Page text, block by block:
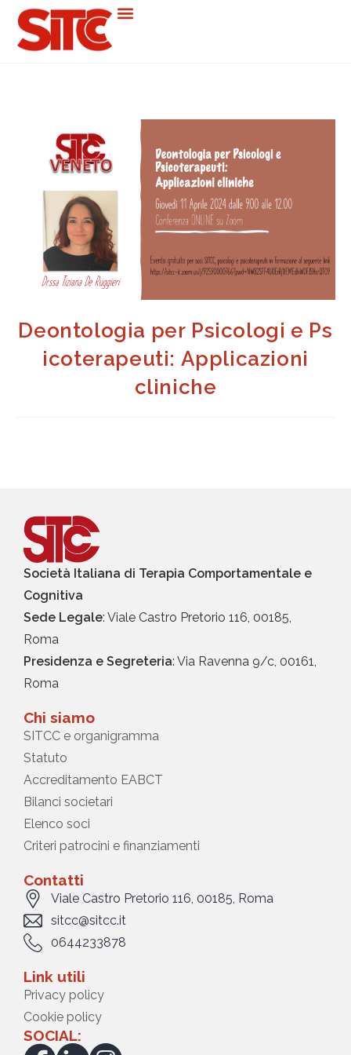
Deontologia per Psicologi e Ps
icoterapeuti: Applicazioni
cliniche
Società Italiana di Terapia Comportamentale e
Cognitiva
Sede Legale: Viale Castro Pretorio 116, 00185,
Roma
Presidenza e Segreteria: Via Ravenna 9/c, 00161,
Roma
Chi siamo
SITCC e organigramma
Statuto
Accreditamento EABCT
Bilanci societari
Elenco soci
Criteri patrocini e finanziamenti
Contatti
Viale Castro Pretorio 116, 00185, Roma
sitcc@sitcc.it
0644233878
Link utili
Privacy policy
Cookie policy
SOCIAL: